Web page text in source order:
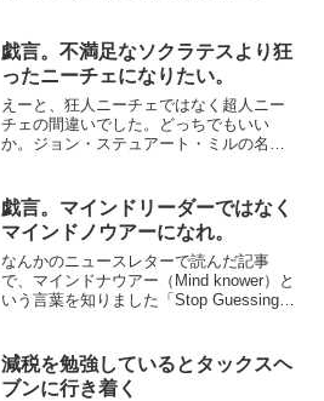
ログよりも、雑記ブログの方が稼げてい
ます…ということをそれとな...
戯言。不満足なソクラテスより狂
ったニーチェになりたい。
えーと、狂人ニーチェではなく超人ニー
チェの間違いでした。どっちでもいい
か。ジョン・ステュアート・ミルの名言
は、質的功利主義というものに対する批
判に対してウィットを効かせて...
戯言。マインドリーダーではなく
マインドノウアーになれ。
なんかのニュースレターで読んだ記事
で、マインドナウアー（Mind knower）と
いう言葉を知りました「Stop Guessing
るか？にあり、他人が...
減税を勉強しているとタックスヘ
ブンに行き着く